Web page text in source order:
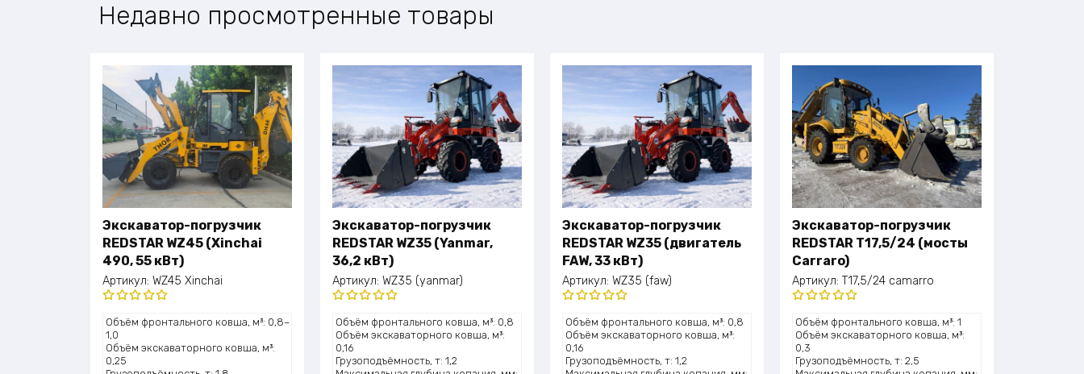
Недавно просмотренные товары
Экскаватор-погрузчик
REDSTAR WZ45 (Xinchai
490, 55 кВт)
Артикул: WZ45 Xinchai
Оценка
5.00
из 5
Объём фронтального ковша, м³: 0,8–
1,0
Объём экскаваторного ковша, м³:
0,25
Экскаватор-погрузчик
REDSTAR WZ35 (Yanmar,
36,2 кВт)
Артикул: WZ35 (yanmar)
Оценка
5.00из 5
Объём фронтального ковша, м³: 0,8
Объём экскаваторного ковша, м³:
0,16
Грузоподъёмность, т: 1,2
Экскаватор-погрузчик
REDSTAR WZ35 (двигатель
FAW, 33 кВт)
Артикул: WZ35 (faw)
Оценка
5.00из 5
Объём фронтального ковша, м³: 0,8
Объём экскаваторного ковша, м³:
0,16
Грузоподъёмность, т: 1,2
Экскаватор-погрузчик
REDSTAR T17,5/24 (мосты
Carraro)
Артикул: T17,5/24 camarro
Оценка
5.00из 5
Объём фронтального ковша, м³: 1
Объём экскаваторного ковша, м³:
0,3
Грузоподъёмность, т: 2,5